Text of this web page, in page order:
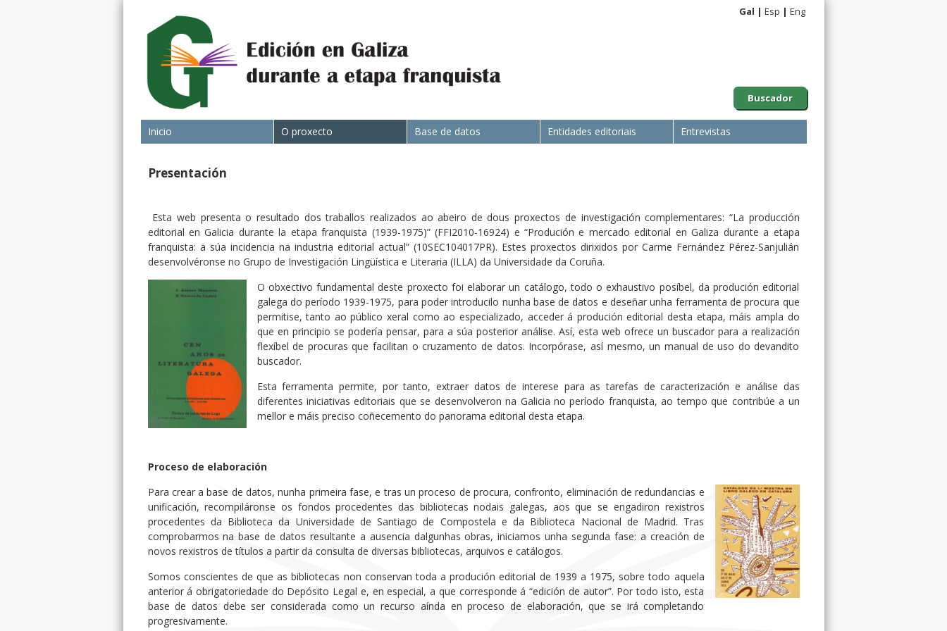
Buscador
Gal Esp Eng
Inicio O proxecto Base de datos Entidades editoriais Entrevistas
Presentación
Esta web presenta o resultado dos traballos realizados ao abeiro de dous proxectos de investigación complementares: “La producción
editorial en Galicia durante la etapa franquista (1939-1975)” (FFI2010-16924) e “Produción e mercado editorial en Galiza durante a etapa
franquista: a súa incidencia na industria editorial actual” (10SEC104017PR). Estes proxectos dirixidos por Carme Fernández Pérez-Sanjulián
desenvolvéronse no Grupo de Investigación Lingüística e Literaria (ILLA) da Universidade da Coruña.
O obxectivo fundamental deste proxecto foi elaborar un catálogo, todo o exhaustivo posíbel, da produción editorial
galega do período 1939-1975, para poder introducilo nunha base de datos e deseñar unha ferramenta de procura que
permitise, tanto ao público xeral como ao especializado, acceder á produción editorial desta etapa, máis ampla do
que en principio se podería pensar, para a súa posterior análise. Así, esta web ofrece un buscador para a realización
flexíbel de procuras que facilitan o cruzamento de datos. Incorpórase, así mesmo, un manual de uso do devandito
buscador.
Esta ferramenta permite, por tanto, extraer datos de interese para as tarefas de caracterización e análise das
diferentes iniciativas editoriais que se desenvolveron na Galicia no período franquista, ao tempo que contribúe a un
mellor e máis preciso coñecemento do panorama editorial desta etapa.
Proceso de elaboración
Para crear a base de datos, nunha primeira fase, e tras un proceso de procura, confronto, eliminación de redundancias e
unificación, recompiláronse os fondos procedentes das bibliotecas nodais galegas, aos que se engadiron rexistros
procedentes da Biblioteca da Universidade de Santiago de Compostela e da Biblioteca Nacional de Madrid. Tras
comprobarmos na base de datos resultante a ausencia dalgunhas obras, iniciamos unha segunda fase: a creación de
novos rexistros de títulos a partir da consulta de diversas bibliotecas, arquivos e catálogos.
Somos conscientes de que as bibliotecas non conservan toda a produción editorial de 1939 a 1975, sobre todo aquela
anterior á obrigatoriedade do Depósito Legal e, en especial, a que corresponde á “edición de autor”. Por todo isto, esta
base de datos debe ser considerada como un recurso aínda en proceso de elaboración, que se irá completando
progresivamente.